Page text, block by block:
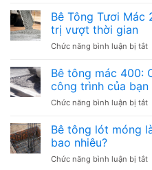
–
và
ý
Bê Tông Tươi Mác
trị vượt thời gian
Chức năng bình luận bị tắtở
Bê tông mác 400:
công trình của bạn
Chức năng bình luận bị tắtở
Bê tông lót móng
bao nhiêu?
Chức năng bình luận bị tắtở